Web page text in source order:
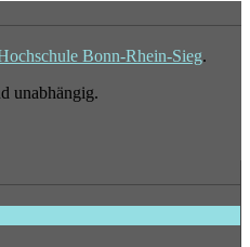
Bonn-Rhein-Sieg.
unabhängig.